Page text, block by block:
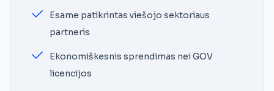
Esame patikrintas viešojo sektoriaus
partneris
Ekonomiškesnis sprendimas nei GOV
licencijos